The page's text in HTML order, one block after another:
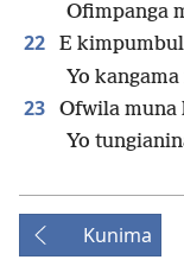
Ofimpanga
22
E
Yo
23
Ofwila muna
Yo
Kunima